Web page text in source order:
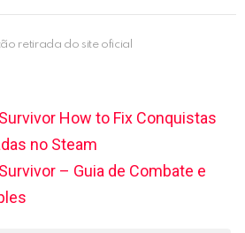
retirada do site oficial
How to Fix Conquistas
no Steam
– Guia de Combate e